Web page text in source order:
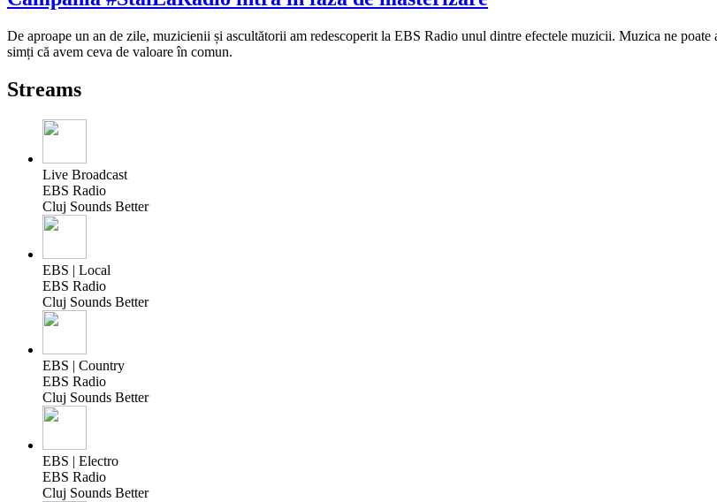
De aproape un an de zile, muzicienii și ascultătorii am redescoperit la EBS Radio unul dintre efectele muzicii. Muzica ne
simți că avem ceva de valoare în comun.
Streams
Live Broadcast
EBS Radio
Cluj Sounds Better
EBS | Local
EBS Radio
Cluj Sounds Better
EBS | Country
EBS Radio
Cluj Sounds Better
EBS | Electro
EBS Radio
Cluj Sounds Better